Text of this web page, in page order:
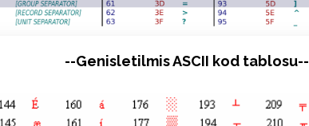
--Genisletilmis ASCII kod tablosu--